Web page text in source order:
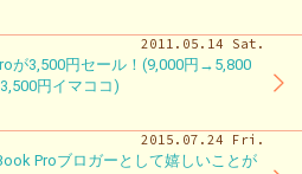
2011.05.14 Sat.
が3,500円セール！(9,000円→5,800
円イマココ)
2015.07.24 Fri.
Proブロガーとして嬉しいことが